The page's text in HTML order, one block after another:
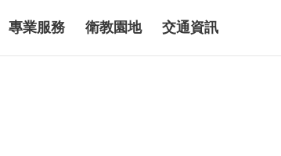
專業服務 衛教園地 交通資訊